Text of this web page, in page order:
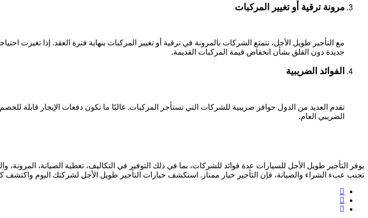
مرونة ترقية أو تغيير المركبات
مع التأجير طويل الأجل، تتمتع الشركات بالمرونة في ترقية أو تغيير المركبات بنهاية فترة العقد. إذا
جديدة دون القلق بشأن انخفاض قيمة المركبات القديمة.
الفوائد الضريبية
تقدم العديد من الدول حوافز ضريبية للشركات التي تستأجر المركبات. غالبًا ما تكون دفعات الإيجار قابلة
الضريبي العام.
يوفر التأجير طويل الأجل للسيارات عدة فوائد للشركات، بما في ذلك التوفير في التكاليف، تغطية الصيانة،
تجنب عبء الشراء والصيانة، فإن التأجير خيار ممتاز. استكشف خيارات التأجير طويل الأجل لشركتك اليوم واكتشف